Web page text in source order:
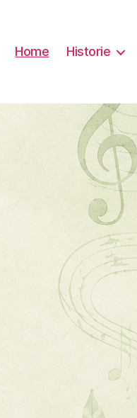
Home Historie